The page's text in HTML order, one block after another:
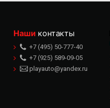
Наши контакты
+7 (495) 50-777-40
+7 (925) 589-09-05
playauto@yandex.ru